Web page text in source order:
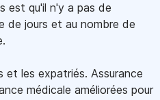
est qu'il n'y a pas de
de jours et au nombre de
et les expatriés. Assurance
médicale améliorées pour